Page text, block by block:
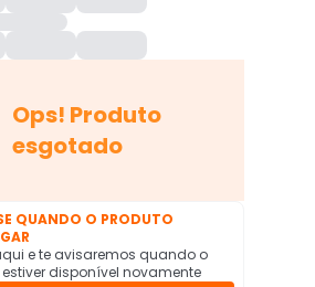
Ops! Produto
esgotado
QUANDO O PRODUTO
e te avisaremos quando o
disponível novamente